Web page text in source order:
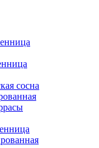
сосна